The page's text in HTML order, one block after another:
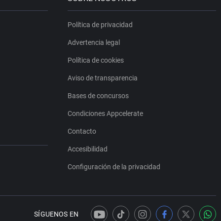
Política de privacidad
Advertencia legal
Política de cookies
Aviso de transparencia
Bases de concursos
Condiciones Appcelerate
Contacto
Accesibilidad
Configuración de la privacidad
SÍGUENOS EN